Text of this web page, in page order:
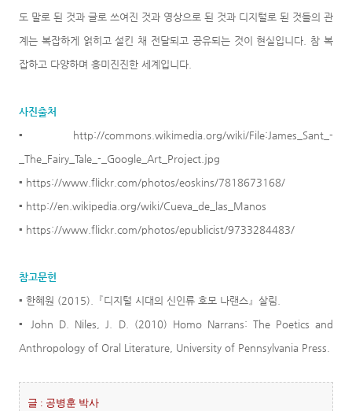
도 말로 된 것과 글로 쓰여진 것과 영상으로 된 것과 디지털로 된 것들의 관
계는 복잡하게 얽히고 설킨 채 전달되고 공유되는 것이 현실입니다. 참 복
잡하고 다양하며 흥미진진한 세계입니다.
사진출처
▪ http://commons.wikimedia.org/wiki/File:James_Sant_-
_The_Fairy_Tale_-_Google_Art_Project.jpg
▪ https://www.flickr.com/photos/eoskins/7818673168/
▪ http://en.wikipedia.org/wiki/Cueva_de_las_Manos
▪ https://www.flickr.com/photos/epublicist/9733284483/
참고문헌
▪ 한혜원 (2015).『디지털 시대의 신인류 호모 나랜스』살림.
▪ John D. Niles, J. D. (2010) Homo Narrans: The Poetics and
Anthropology of Oral Literature, University of Pennsylvania Press.
글 : 공병훈 박사